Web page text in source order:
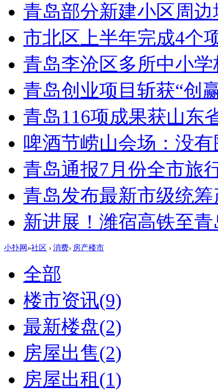
青岛部分新建小区周
市北区上半年完成4个
青岛李沧区多所中小
青岛创业项目斩获“创
青岛116项成果获山东
啤酒节崂山会场：没有
青岛通报7月份全市旅
青岛发布最新市级统
新进展！潍宿高铁至
小扑网 »社区 › 消费› 房产楼市
全部
楼市资讯(9)
最新楼盘(2)
房屋出售(2)
房屋出租(1)